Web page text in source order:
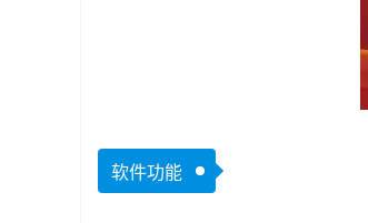
软件功能